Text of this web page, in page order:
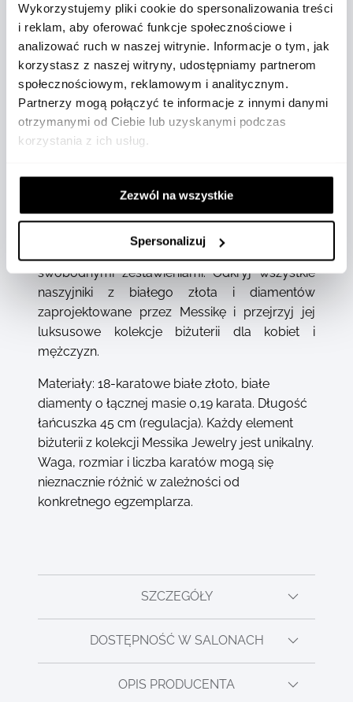
Wykorzystujemy pliki cookie do spersonalizowania treści
i reklam, aby oferować funkcje społecznościowe i
analizować ruch w naszej witrynie. Informacje o tym, jak
korzystasz z naszej witryny, udostępniamy partnerom
społecznościowym, reklamowym i analitycznym.
Partnerzy mogą połączyć te informacje z innymi danymi
otrzymanymi od Ciebie lub uzyskanymi podczas
korzystania z ich usług.
Zezwól na wszystkie
Spersonalizuj
Odkryj luksusową biżuterię Lucky Move,
przynoszącą szczęście i nowoczesną
elegancję. Valérie Messika odeszła od
klasycznych wzorców vintage, tworząc
graficzną, współczesną kolekcję diamentowej
biżuterii. Mała wersja naszyjnika z białego złota
i diamentów została zaprojektowana z myślą o
przesuwany łańcuszek pozwala dopasować
jego długość do stylizacji. Ten diamentowy
naszyjnik dla kobiet to wszechstronny dodatek,
który doskonale komponuje się zarówno z
miejskim szykiem, jak i bardziej eleganckimi czy
swobodnymi zestawieniami. Odkryj wszystkie
naszyjniki z białego złota i diamentów
zaprojektowane przez Messikę i przejrzyj jej
luksusowe kolekcje biżuterii dla kobiet i
mężczyzn.
Materiały: 18-karatowe białe złoto, białe
diamenty o łącznej masie 0,19 karata. Długość
łańcuszka 45 cm (regulacja). Każdy element
biżuterii z kolekcji Messika Jewelry jest unikalny.
Waga, rozmiar i liczba karatów mogą się
nieznacznie różnić w zależności od
konkretnego egzemplarza.
SZCZEGÓŁY
DOSTĘPNOŚĆ W SALONACH
OPIS PRODUCENTA